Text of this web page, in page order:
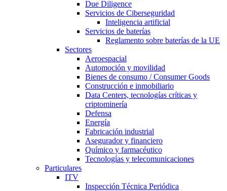
Due Diligence
Servicios de Ciberseguridad
Inteligencia artificial
Servicios de baterías
Reglamento sobre baterías de la UE
Sectores
Aeroespacial
Automoción y movilidad
Bienes de consumo / Consumer Goods
Construcción e inmobiliario
Data Centers, tecnologías críticas y
criptominería
Defensa
Energía
Fabricación industrial
Asegurador y financiero
Químico y farmacéutico
Tecnologías y telecomunicaciones
Particulares
ITV
Inspección Técnica Periódica